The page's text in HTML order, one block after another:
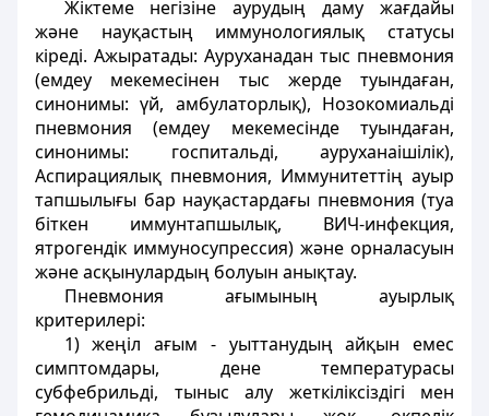
Жіктеме негізіне аурудың даму жағдайы
және науқастың иммунологиялық статусы
кіреді. Ажыратады: Ауруханадан тыс пневмония
(емдеу мекемесінен тыс жерде туындаған,
синонимы: үй, амбулаторлық), Нозокомиальді
пневмония (емдеу мекемесінде туындаған,
синонимы: госпитальді, ауруханаішілік),
Аспирациялық пневмония, Иммунитеттің ауыр
тапшылығы бар науқастардағы пневмония (туа
біткен иммунтапшылық, ВИЧ-инфекция,
ятрогендік иммуносупрессия) және орналасуын
және асқынулардың болуын анықтау.
Пневмония ағымының ауырлық
критерилері:
1) жеңіл ағым - уыттанудың айқын емес
симптомдары, дене температурасы
субфебрильді, тыныс алу жеткіліксіздігі мен